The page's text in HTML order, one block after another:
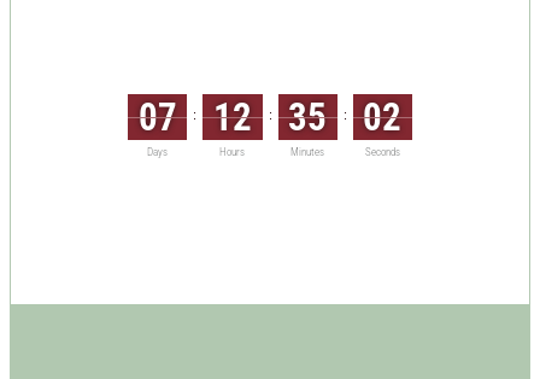
07
Days
: 12
Hours
: 35
Minutes
: 02
Seconds